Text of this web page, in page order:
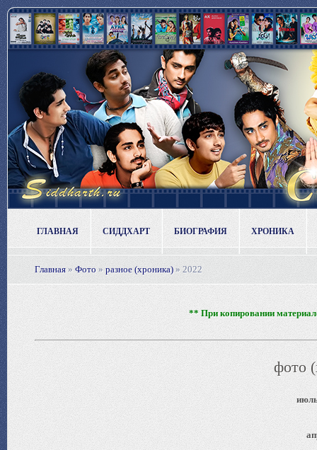
ГЛАВНАЯ СИДДХАРТ БИОГРАФИЯ ХРОНИКА
Главная » Фото » разное (хроника) » 2022
** При копировании
фото